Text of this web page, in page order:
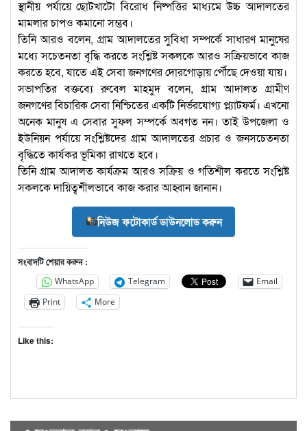
স্থানীয় পর্যায়ে ছোটখাটো বিরোধ নিষ্পত্তির মাধ্যমে উচ্চ আদালতের
মামলার চাপও কমানো সম্ভব।
তিনি আরও বলেন, গ্রাম আদালতের সুবিধা সম্পর্কে সাধারণ মানুষের
মধ্যে সচেতনতা বৃদ্ধি করতে সংশ্লিষ্ট সকলকে আরও সক্রিয়ভাবে কাজ
করতে হবে, যাতে এই সেবা জনগণের দোরগোড়ায় পৌঁছে দেওয়া যায়।
সভাপতির বক্তব্যে রুবেল মাহমুদ বলেন, গ্রাম আদালত গ্রামীণ
জনগণের বিচারিক সেবা নিশ্চিতের একটি নির্ভরযোগ্য প্ল্যাটফর্ম। এখনো
অনেক মানুষ এ সেবার সুফল সম্পর্কে অবগত নন। তাই উপজেলা ও
ইউনিয়ন পর্যায়ে সংশ্লিষ্টদের গ্রাম আদালতের প্রচার ও জনসচেতনতা
বৃদ্ধিতে কার্যকর ভূমিকা রাখতে হবে।
তিনি গ্রাম আদালত কার্যক্রম আরও সক্রিয় ও গতিশীল করতে সংশ্লিষ্ট
সকলকে দায়িত্বশীলভাবে কাজ করার আহ্বান জানান।
নিউজ ফটোকার্ড ডাউনলোড করুন
সংবাদটি শেয়ার করুন :
WhatsApp Telegram
Email
Print
More
Like this: